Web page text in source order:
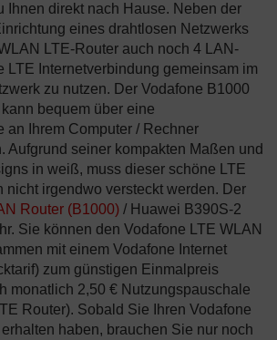
Ihnen direkt nach Hause. Neben der
eines drahtlosen Netzwerks
LTE-Router auch noch 4 LAN-
LTE Internetverbindung gemeinsam im
zu nutzen. Der Vodafone B1000
bequem über eine
an Ihrem Computer / Rechner
Aufgrund seiner kompakten Maßen und
in weiß, muss dieser schöne LTE
nicht irgendwo versteckt werden. Der
Router (B1000) / Huawei B390S-2
Sie können den Vodafone LTE WLAN
mit einem Vodafone Internet
zum günstigen Einmalpreis
monatlich 2,50 € Nutzungspauschale
Router). Sobald Sie Ihren Vodafone
erhalten haben, brauchen Sie nur noch